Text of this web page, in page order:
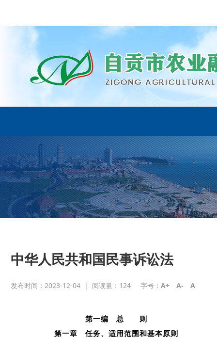
中华人民共和国民事诉讼法
发布时间：2023-12-04 | 阅读量： 124 字号：A+ A- A
第一编 总 则
第一章 任务、适用范围和基本原则